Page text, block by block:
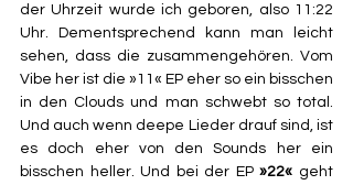
der Uhrzeit wurde ich geboren, also 11:22
Uhr. Dementsprechend kann man leicht
sehen, dass die zusammengehören. Vom
Vibe her ist die »11« EP eher so ein bisschen
in den Clouds und man schwebt so total.
Und auch wenn deepe Lieder drauf sind, ist
es doch eher von den Sounds her ein
bisschen heller. Und bei der EP »22« geht